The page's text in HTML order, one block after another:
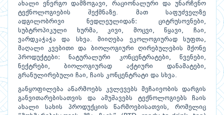
ახალი ენერგო დამზოგავი, რაციონალური და უნარჩენო
ტექნოლოგიების შექმნაზე. მათ საფუძველზე
ადგილობრივი ნედლეულიდან: ციტრუსოვნები,
სუბტროპიკული ხურმა, კივი, მოცვი, წყავი, ჩაი,
ვარდკაჭაჭა და სხვა. მიიღება ეკოლოგიურად სუფთა,
მაღალი კვებითი და ბიოლოგიური ღირებულების მქონე
პროდუქტები: ნატურალური კონცენტრატები, წვენები,
ნექტრები, ბიოლოგიურად აქტიური დანამატები,
გრანულირებული ჩაი, ჩაის კონცენტრატი და სხვა.
განყოფილება აწარმოებს კვლევებს მეჩაიეობის დარგის
განვითარებისათვის და ამუშავებს ტექნოლოგიებს ჩაის
ახალი სახის პროდუქციის წარმოებისათვის, რომელიც